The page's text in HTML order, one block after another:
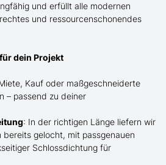
und erfüllt alle modernen
und ressourcenschonendes
dein Projekt
Kauf oder maßgeschneiderte
– passend zu deiner
: In der richtigen Länge liefern wir
bereits gelocht, mit passgenauen
Schlossdichtung für